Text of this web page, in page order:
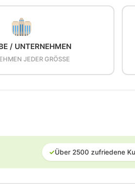
/ UNTERNEHMEN
JEDER GRÖSSE
✓Über 2500 zufriedene